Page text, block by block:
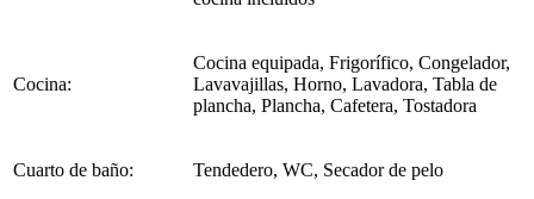
Cocina:
Cocina equipada, Frigorífico, Congelador,
Lavavajillas, Horno, Lavadora, Tabla de
plancha, Plancha, Cafetera, Tostadora
Cuarto de baño: Tendedero, WC, Secador de pelo